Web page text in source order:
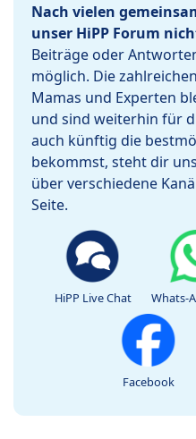
Nach vielen
unser HiPP Forum
Beiträge oder
möglich. Die
Mamas und Experten
und sind weiterhin für
auch künftig die
bekommst, steht dir
über verschiedene
Seite.
HiPP Live Chat Whats-
Facebook